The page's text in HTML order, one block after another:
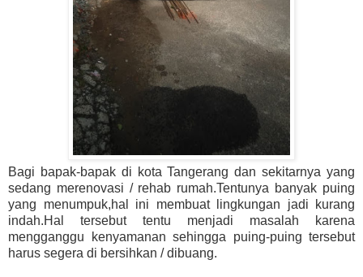
Bagi bapak-bapak di kota Tangerang dan sekitarnya yang
sedang merenovasi / rehab rumah.Tentunya banyak puing
yang menumpuk,hal ini membuat lingkungan jadi kurang
indah.Hal tersebut tentu menjadi masalah karena
mengganggu kenyamanan sehingga puing-puing tersebut
harus segera di bersihkan / dibuang.